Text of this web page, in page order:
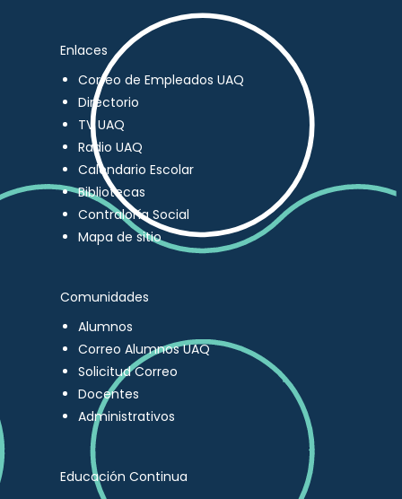
Enlaces
Correo de Empleados UAQ
Directorio
TV UAQ
Radio UAQ
Calendario Escolar
Bibliotecas
Contraloría Social
Mapa de sitio
Comunidades
Alumnos
Correo Alumnos UAQ
Solicitud Correo
Docentes
Administrativos
Educación Continua